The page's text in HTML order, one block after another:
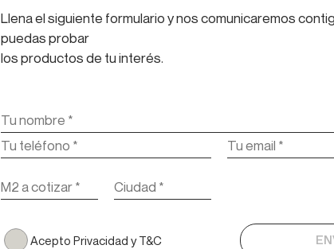
Llena el siguiente formulario y nos comunicaremos
puedas probar
los productos de tu interés.
Acepto Privacidad y T&C